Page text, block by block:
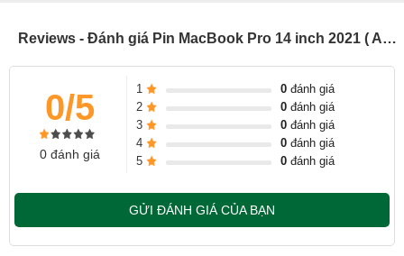
Pin thay chuẩn chính hãng theo mã máy, dán tem bảo hành
sản phẩm
Khách hàng được xem trực tiếp quá trình thay Pin laptop
nhanh chóng chỉ trong khoảng 20- 30 phút.
Bàn giao máy cho khách hàng
Sau khi thay pin xong, khách hàng sẽ được hướng dẫn kiểm
tra lại pin mới
Bàn Giao máy lại cho khách hàng !
Cảm ơn quý khách đã dành thời gian tham khảo và quan tâm
Reviews - Đánh giá Pin MacBook Pro 14 inch 2021 ( A2442 )
0/5
0 đánh giá
1 0đánh giá
2
0đánh giá
3
0đánh giá
4
0đánh giá
5
0đánh giá
GỬI ĐÁNH GIÁ CỦA BẠN